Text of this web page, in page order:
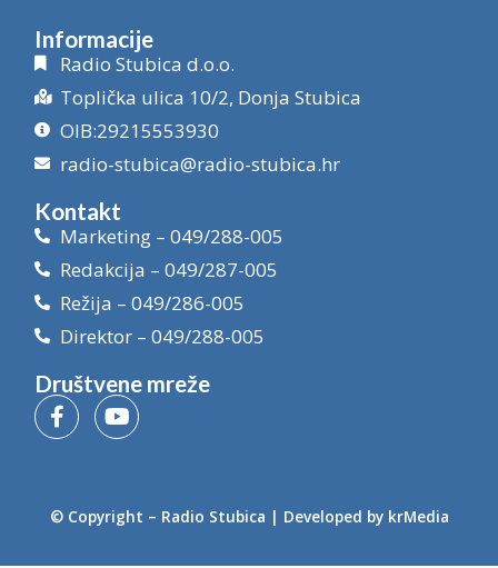
Informacije
Radio Stubica d.o.o.
Toplička ulica 10/2, Donja Stubica
OIB:29215553930
radio-stubica@radio-stubica.hr
Kontakt
Marketing – 049/288-005
Redakcija – 049/287-005
Režija – 049/286-005
Direktor – 049/288-005
Društvene mreže
© Copyright – Radio Stubica | Developed by krMedia